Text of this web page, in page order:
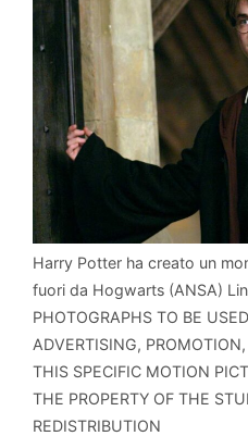
Harry Potter ha creato un
fuori da Hogwarts (ANSA)
PHOTOGRAPHS TO BE
ADVERTISING,
THIS SPECIFIC MOTION
THE PROPERTY OF THE
REDISTRIBUTION